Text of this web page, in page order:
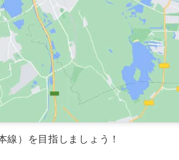
線）を目指しましょう！